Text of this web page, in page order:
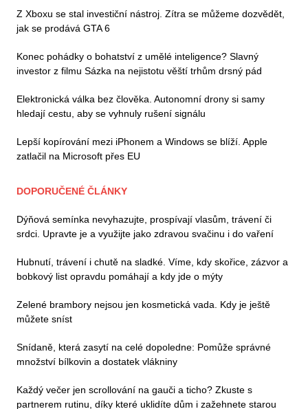
Z Xboxu se stal investiční nástroj. Zítra se můžeme dozvědět,
jak se prodává GTA 6
Konec pohádky o bohatství z umělé inteligence? Slavný
investor z filmu Sázka na nejistotu věští trhům drsný pád
Elektronická válka bez člověka. Autonomní drony si samy
hledají cestu, aby se vyhnuly rušení signálu
Lepší kopírování mezi iPhonem a Windows se blíží. Apple
zatlačil na Microsoft přes EU
DOPORUČENÉ ČLÁNKY
Dýňová semínka nevyhazujte, prospívají vlasům, trávení či
srdci. Upravte je a využijte jako zdravou svačinu i do vaření
Hubnutí, trávení i chutě na sladké. Víme, kdy skořice, zázvor a
bobkový list opravdu pomáhají a kdy jde o mýty
Zelené brambory nejsou jen kosmetická vada. Kdy je ještě
můžete sníst
Snídaně, která zasytí na celé dopoledne: Pomůže správné
množství bílkovin a dostatek vlákniny
Každý večer jen scrollování na gauči a ticho? Zkuste s
partnerem rutinu, díky které uklidíte dům i zažehnete starou